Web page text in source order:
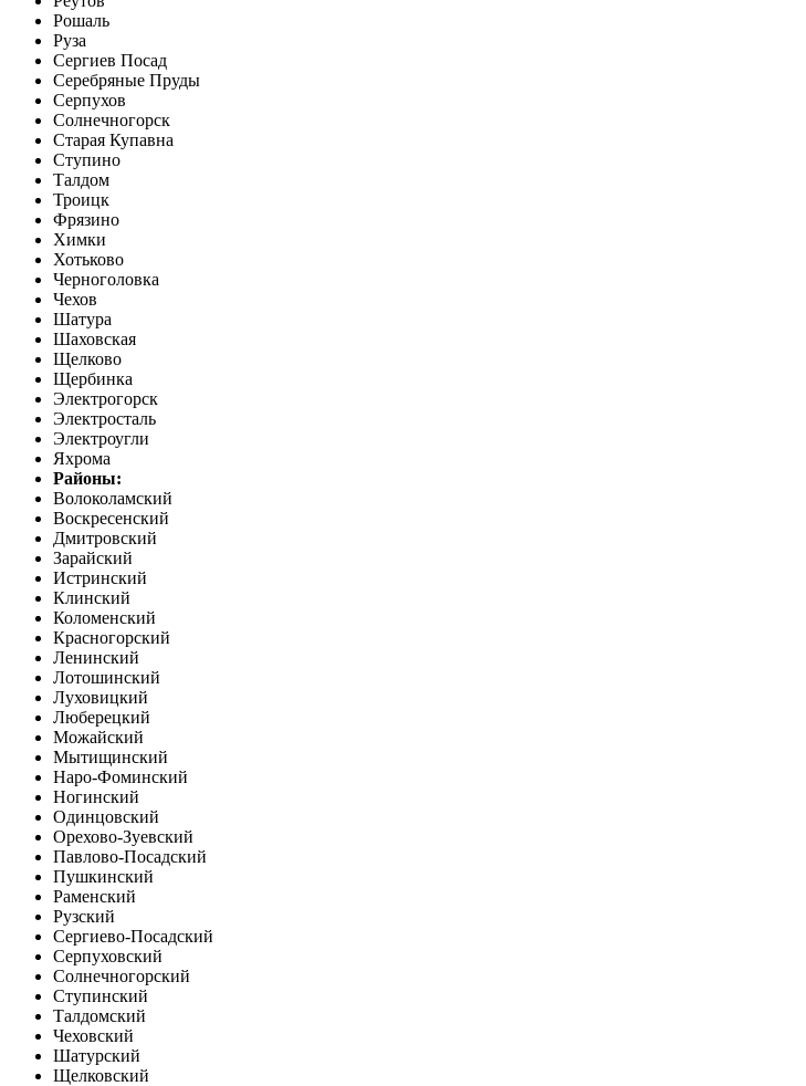
Рошаль
Руза
Сергиев Посад
Серебряные Пруды
Серпухов
Солнечногорск
Старая Купавна
Ступино
Талдом
Троицк
Фрязино
Химки
Хотьково
Черноголовка
Чехов
Шатура
Шаховская
Щелково
Щербинка
Электрогорск
Электросталь
Электроугли
Яхрома
Районы:
Волоколамский
Воскресенский
Дмитровский
Зарайский
Истринский
Клинский
Коломенский
Красногорский
Ленинский
Лотошинский
Луховицкий
Люберецкий
Можайский
Мытищинский
Наро-Фоминский
Ногинский
Одинцовский
Орехово-Зуевский
Павлово-Посадский
Пушкинский
Раменский
Рузский
Сергиево-Посадский
Серпуховский
Солнечногорский
Ступинский
Талдомский
Чеховский
Шатурский
Щелковский